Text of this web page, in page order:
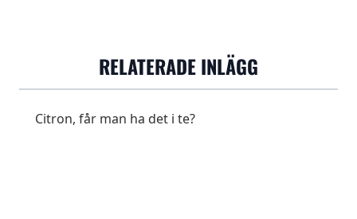
3 gram(ca 1½ tsk) / 2dl
Vattentemperatur
95-100 grader
RELATERADE INLÄGG
Citron, får man ha det i te?